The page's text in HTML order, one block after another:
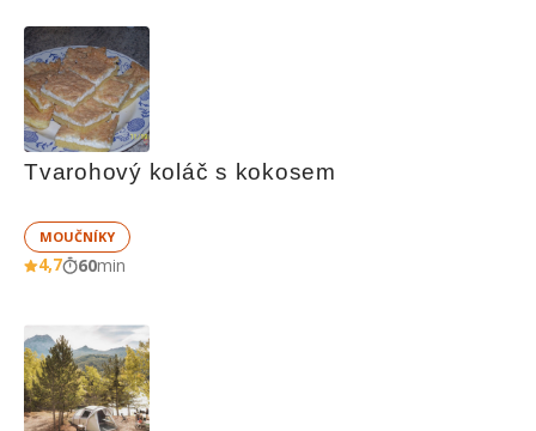
Tvarohový koláč s kokosem
MOUČNÍKY
4,7 60min